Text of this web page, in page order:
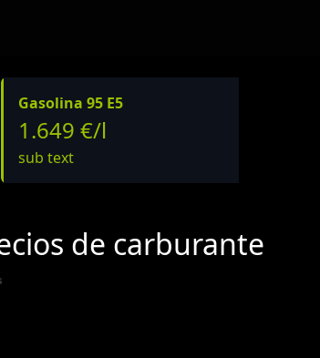
Gasolina 95 E5
1.649 €/l
sub text
de carburante